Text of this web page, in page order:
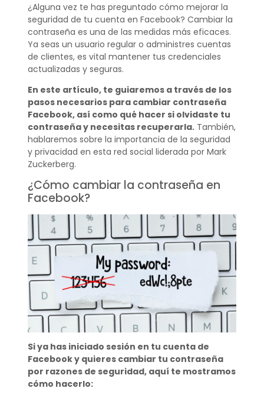
¿Alguna vez te has preguntado cómo mejorar la
seguridad de tu cuenta en Facebook? Cambiar la
contraseña es una de las medidas más eficaces.
Ya seas un usuario regular o administres cuentas
de clientes, es vital mantener tus credenciales
actualizadas y seguras.
En este artículo, te guiaremos a través de los
pasos necesarios para cambiar contraseña
Facebook, así como qué hacer si olvidaste tu
contraseña y necesitas recuperarla.También,
hablaremos sobre la importancia de la seguridad
y privacidad en esta red social liderada por Mark
Zuckerberg.
¿Cómo cambiar la contraseña en
Facebook?
Si ya has iniciado sesión en tu cuenta de
Facebook y quieres cambiar tu contraseña
por razones de seguridad, aquí te mostramos
cómo hacerlo: